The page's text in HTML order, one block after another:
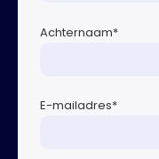
Achternaam*
E-mailadres*